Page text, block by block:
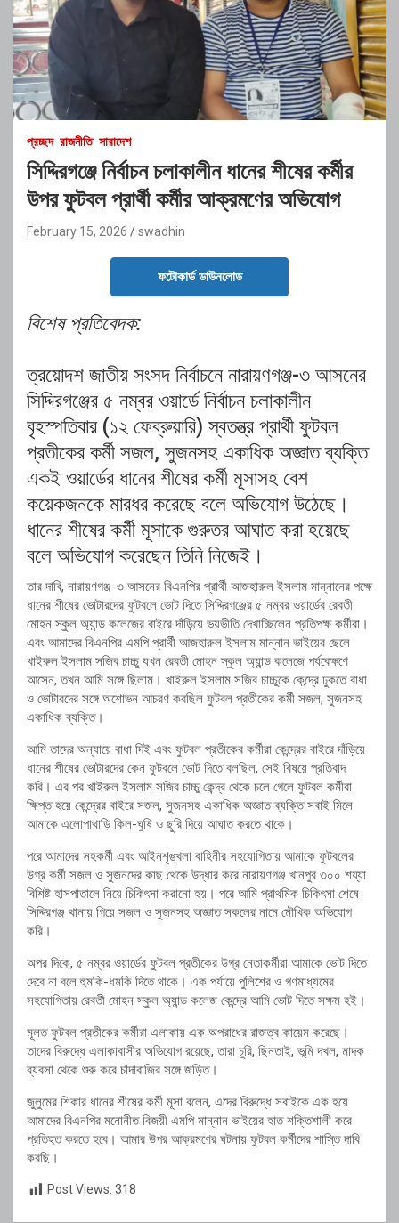
প্রচ্ছদ রাজনীতি সারাদেশ
সিদ্দিরগঞ্জে নির্বাচন চলাকালীন ধানের শীষের কর্মীর
উপর ফুটবল প্রার্থী কর্মীর আক্রমণের অভিযোগ
February 15, 2026 swadhin
ফটোকার্ড ডাউনলোড
‎‎বিশেষ প্রতিবেদক:
‎ত্রয়োদশ জাতীয় সংসদ নির্বাচনে নারায়ণগঞ্জ-৩ আসনের
সিদ্দিরগঞ্জের ৫ নম্বর ওয়ার্ডে নির্বাচন চলাকালীন
বৃহস্পতিবার (১২ ফেব্রুয়ারি) স্বতন্ত্র প্রার্থী ফুটবল
প্রতীকের কর্মী সজল, সুজনসহ একাধিক অজ্ঞাত ব্যক্তি
একই ওয়ার্ডের ধানের শীষের কর্মী মূসাসহ বেশ
কয়েকজনকে মারধর করেছে বলে অভিযোগ উঠেছে।
ধানের শীষের কর্মী মূসাকে গুরুতর আঘাত করা হয়েছে
বলে অভিযোগ করেছেন তিনি নিজেই।
তার দাবি, নারায়ণগঞ্জ-৩ আসনের বিএনপির প্রার্থী আজহারুল ইসলাম মান্নানের পক্ষে
ধানের শীষের ভোটারদের ফুটবলে ভোট দিতে সিদ্দিরগঞ্জের ৫ নম্বর ওয়ার্ডের রেবতী
মোহন স্কুল অ্যান্ড কলেজের বাইরে দাঁড়িয়ে ভয়ভীতি দেখাচ্ছিলেন প্রতিপক্ষ কর্মীরা।
এবং আমাদের বিএনপির এমপি প্রার্থী আজহারুল ইসলাম মান্নান ভাইয়ের ছেলে
খাইরুল ইসলাম সজিব চাচ্চু যখন রেবতী মোহন স্কুল অ্যান্ড কলেজে পর্যবেক্ষণে
আসেন, তখন আমি সঙ্গে ছিলাম। খাইরুল ইসলাম সজিব চাচ্চুকে কেন্দ্রে ঢুকতে বাধা
ও ভোটারদের সঙ্গে অশোভন আচরণ করছিল ফুটবল প্রতীকের কর্মী সজল, সুজনসহ
একাধিক ব্যক্তি।
আমি তাদের অন্যায়ে বাধা দিই এবং ফুটবল প্রতীকের কর্মীরা কেন্দ্রের বাইরে দাঁড়িয়ে
ধানের শীষের ভোটারদের কেন ফুটবলে ভোট দিতে বলছিল, সেই বিষয়ে প্রতিবাদ
করি। এর পর খাইরুল ইসলাম সজিব চাচ্চু কেন্দ্র থেকে চলে গেলে ফুটবল কর্মীরা
ক্ষিপ্ত হয়ে কেন্দ্রের বাইরে সজল, সুজনসহ একাধিক অজ্ঞাত ব্যক্তি সবাই মিলে
আমাকে এলোপাথাড়ি কিল-ঘুষি ও ছুরি দিয়ে আঘাত করতে থাকে।
পরে আমাদের সহকর্মী এবং আইনশৃঙ্খলা বাহিনীর সহযোগিতায় আমাকে ফুটবলের
উগ্র কর্মী সজল ও সুজনদের কাছ থেকে উদ্ধার করে নারায়ণগঞ্জ খানপুর ৩০০ শয্যা
বিশিষ্ট হাসপাতালে নিয়ে চিকিৎসা করানো হয়। পরে আমি প্রাথমিক চিকিৎসা শেষে
সিদ্দিরগঞ্জ থানায় গিয়ে সজল ও সুজনসহ অজ্ঞাত সকলের নামে মৌখিক অভিযোগ
করি।
অপর দিকে, ৫ নম্বর ওয়ার্ডের ফুটবল প্রতীকের উগ্র নেতাকর্মীরা আমাকে ভোট দিতে
দেবে না বলে হুমকি-ধমকি দিতে থাকে। এক পর্যায়ে পুলিশের ও গণমাধ্যমের
সহযোগিতায় রেবতী মোহন স্কুল অ্যান্ড কলেজ কেন্দ্রে আমি ভোট দিতে সক্ষম হই।
মূলত ফুটবল প্রতীকের কর্মীরা এলাকায় এক অপরাধের রাজত্ব কায়েম করেছে।
তাদের বিরুদ্ধে এলাকাবাসীর অভিযোগ রয়েছে, তারা চুরি, ছিনতাই, ভূমি দখল, মাদক
ব্যবসা থেকে শুরু করে চাঁদাবাজির সঙ্গে জড়িত।
জুলুমের শিকার ধানের শীষের কর্মী মূসা বলেন, এদের বিরুদ্ধে সবাইকে এক হয়ে
আমাদের বিএনপির মনোনীত বিজয়ী এমপি মান্নান ভাইয়ের হাত শক্তিশালী করে
প্রতিহত করতে হবে। আমার উপর আক্রমণের ঘটনায় ফুটবল কর্মীদের শাস্তি দাবি
করছি।
Post Views: 318